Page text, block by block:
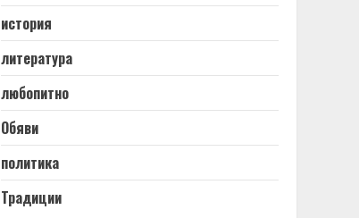
история
литература
любопитно
Обяви
политика
Традиции